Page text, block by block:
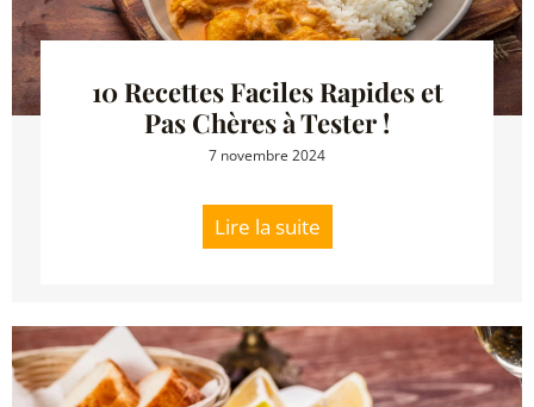
10 Recettes Faciles Rapides et
Pas Chères à Tester !
7 novembre 2024
Lire la suite